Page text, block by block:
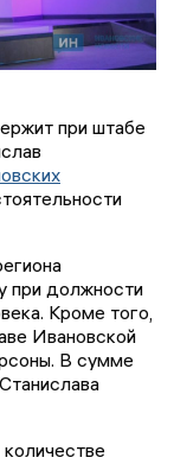
при штабе
при должности
Кроме того,
Ивановской
В сумме